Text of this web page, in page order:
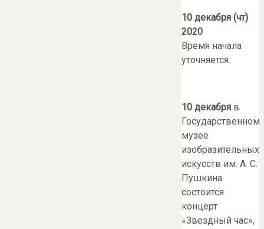
10 декабря (чт)
2020
Время начала
уточняется.
10 декабря в
Государственном
музее
изобразительных
искусств им. А. С.
Пушкина
состоится
концерт
«Звездный час»,